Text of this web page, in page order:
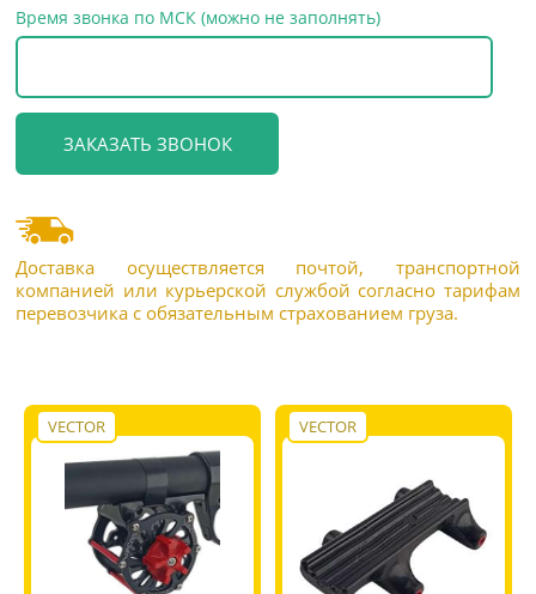
Время звонка по МСК (можно не заполнять)
Доставка осуществляется почтой, транспортной
компанией или курьерской службой согласно тарифам
перевозчика с обязательным страхованием груза.
VECTOR VECTOR